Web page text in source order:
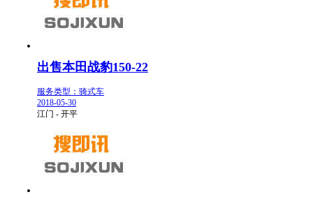
出售本田战豹150-22
服务类型：骑式车
2018-05-30
江门 - 开平